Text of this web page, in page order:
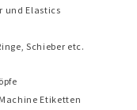
und Elastics
Schieber etc.
Etiketten